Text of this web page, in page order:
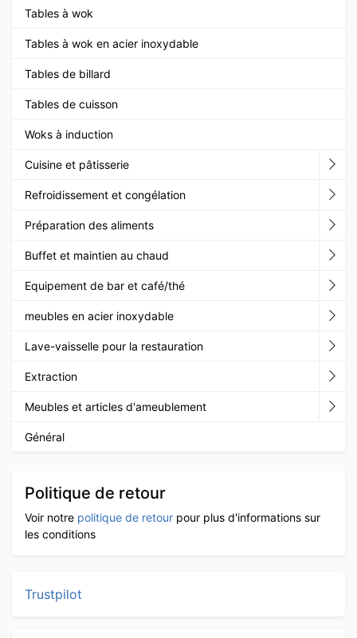
Tables à wok
Tables à wok en acier inoxydable
Tables de billard
Tables de cuisson
Woks à induction
Cuisine et pâtisserie
Refroidissement et congélation
Préparation des aliments
Buffet et maintien au chaud
Equipement de bar et café/thé
meubles en acier inoxydable
Lave-vaisselle pour la restauration
Extraction
Meubles et articles d'ameublement
Général
Politique de retour
Voir notre politique de retour pour plus d'informations sur
les conditions
Trustpilot